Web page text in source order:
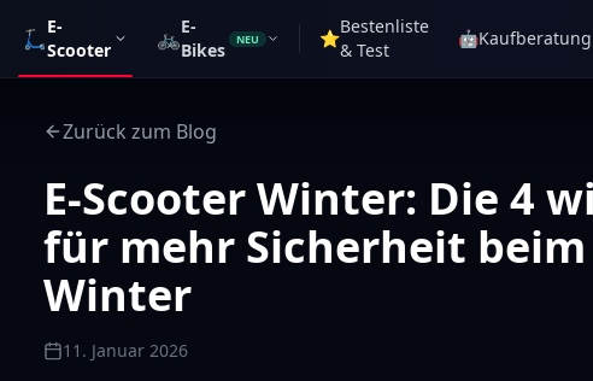
🛴E-
Scooter
🚲E-
Bikes
NEU ⭐
Bestenliste
& Test
🤖Kaufberatung
Zurück zum Blog
E-Scooter Winter: Die 4
für mehr Sicherheit
Winter
11. Januar 2026